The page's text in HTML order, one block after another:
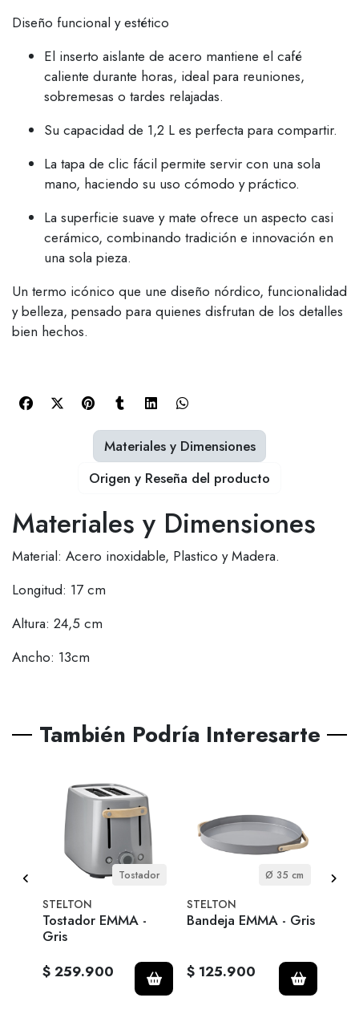
Diseño funcional y estético
El inserto aislante de acero mantiene el café
caliente durante horas, ideal para reuniones,
sobremesas o tardes relajadas.
Su capacidad de 1,2 L es perfecta para compartir.
La tapa de clic fácil permite servir con una sola
mano, haciendo su uso cómodo y práctico.
La superficie suave y mate ofrece un aspecto casi
cerámico, combinando tradición e innovación en
una sola pieza.
Un termo icónico que une diseño nórdico, funcionalidad
y belleza, pensado para quienes disfrutan de los detalles
bien hechos.
Materiales y Dimensiones
Material: Acero inoxidable, Plastico y Madera.
Longitud: 17 cm
Altura: 24,5 cm
Ancho: 13cm
Materiales y Dimensiones
Origen y Reseña del producto
También Podría Interesarte
Tostador
STELTON
Tostador EMMA -
Gris
$ 259.900
Ø 35 cm
STELTON
Bandeja EMMA - Gris
$ 125.900